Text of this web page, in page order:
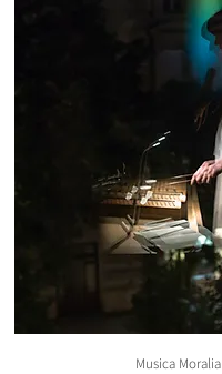
Musica Moralia